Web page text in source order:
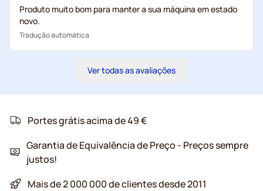
Produto muito bom para manter a sua máquina em estado
novo.
Tradução automática
Ver todas as avaliações
Portes grátis acima de 49 €
Garantia de Equivalência de Preço - Preços sempre
justos!
Mais de 2 000 000 de clientes desde 2011